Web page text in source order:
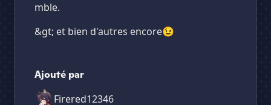
mble.
&gt; et bien d'autres encore😉
Ajouté par
Firered12346